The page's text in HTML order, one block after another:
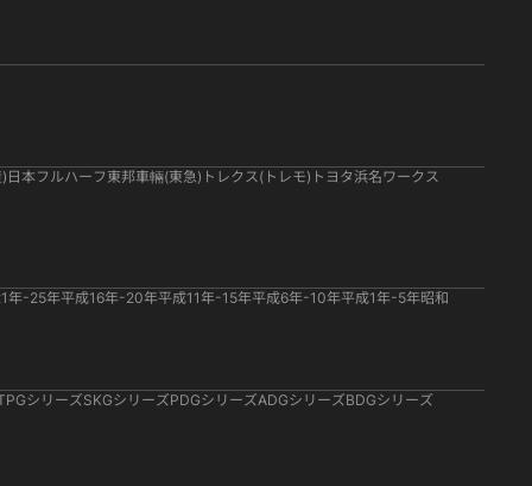
日本フルハーフ 東邦車輛(東急) トレクス(トレモ) トヨタ浜名ワークス
年-25年平成16年-20年平成11年-15年平成6年-10年平成1年-5年昭和
シリーズSKGシリーズPDGシリーズADGシリーズBDGシリーズ